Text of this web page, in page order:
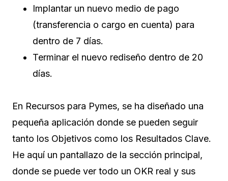
Implantar un nuevo medio de pago
(transferencia o cargo en cuenta) para
dentro de 7 días.
Terminar el nuevo rediseño dentro de 20
días.
En Recursos para Pymes, se ha diseñado una
pequeña aplicación donde se pueden seguir
tanto los Objetivos como los Resultados Clave.
He aquí un pantallazo de la sección principal,
donde se puede ver todo un OKR real y sus